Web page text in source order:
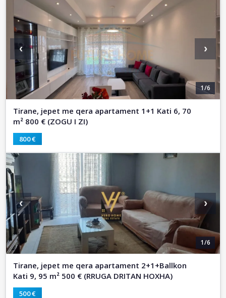
1/6
‹ ›
Tirane, jepet me qera apartament 1+1 Kati 6, 70
m² 800 € (ZOGU I ZI)
800 €
1/6
‹ ›
Tirane, jepet me qera apartament 2+1+Ballkon
Kati 9, 95 m² 500 € (RRUGA DRITAN HOXHA)
500 €